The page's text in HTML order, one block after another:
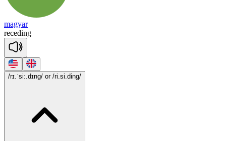
magyar
receding
/rɪ.ˈsi:.dɪng/ or /ri.si.ding/